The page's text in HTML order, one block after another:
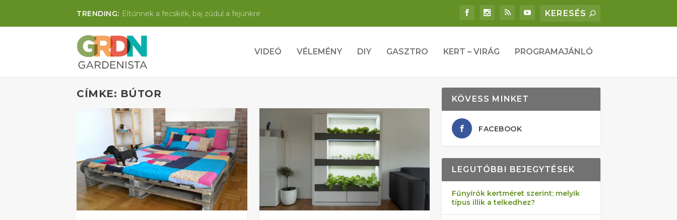
TRENDING: Eltűnnek a fecskék, baj zúdul a fejünkre
VIDEÓ VÉLEMÉNY DIY GASZTRO KERT – VIRÁG PROGRAMAJÁNLÓ
CÍMKE: BÚTOR KÖVESS MINKET
FACEBOOK
LEGUTÓBBI BEJEGYTÉSEK
Fűnyírók kertméret szerint: melyik
típus illik a telkedhez?